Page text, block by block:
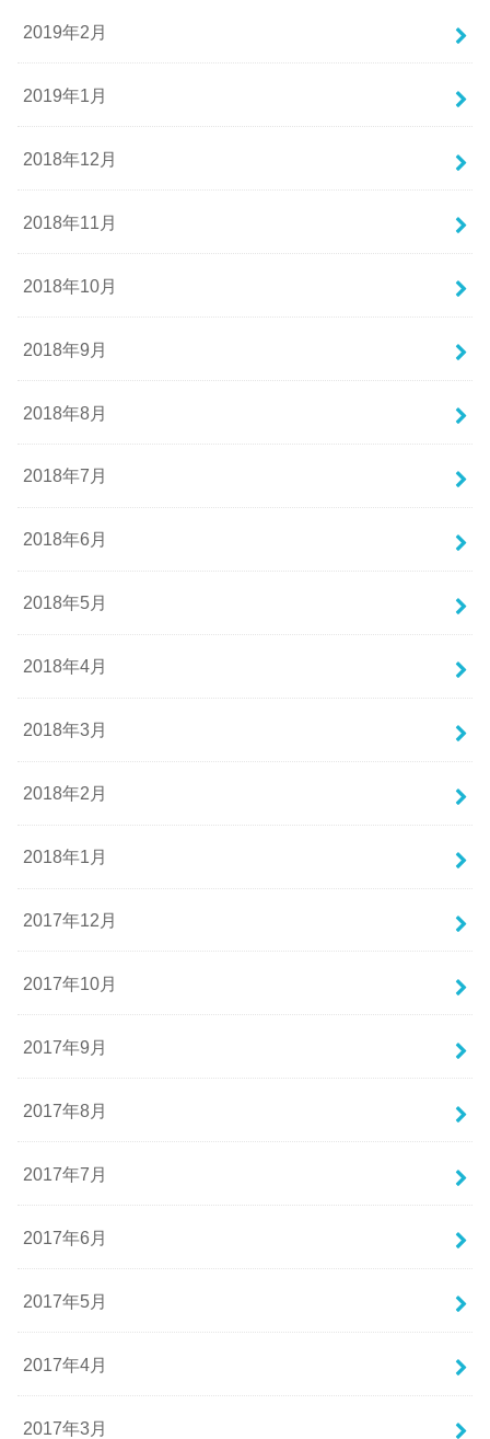
2019年2月
2019年1月
2018年12月
2018年11月
2018年10月
2018年9月
2018年8月
2018年7月
2018年6月
2018年5月
2018年4月
2018年3月
2018年2月
2018年1月
2017年12月
2017年10月
2017年9月
2017年8月
2017年7月
2017年6月
2017年5月
2017年4月
2017年3月